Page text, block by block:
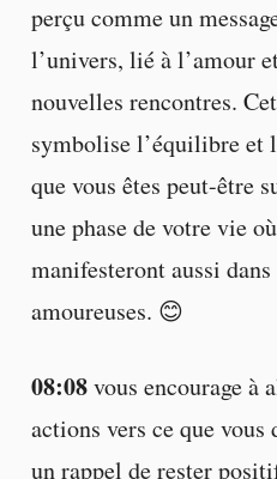
perçu comme un
l’univers, lié à l’amour
nouvelles rencontres.
symbolise l’équilibre et
que vous êtes peut-être
une phase de votre vie
manifesteront aussi
amoureuses. 😊
08:08vous encourage à
actions vers ce que vous
un rappel de rester